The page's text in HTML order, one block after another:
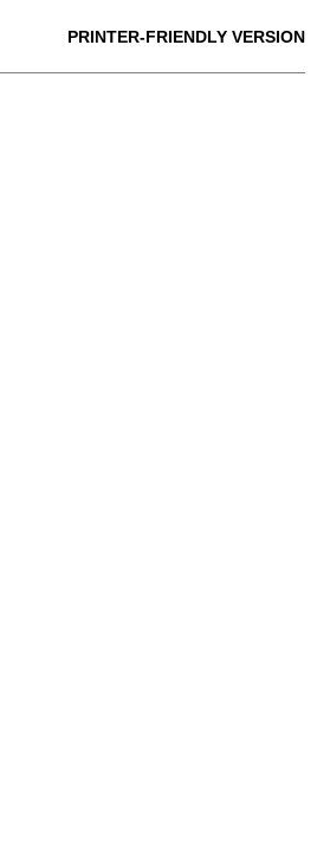
PRINTER-FRIENDLY VERSION